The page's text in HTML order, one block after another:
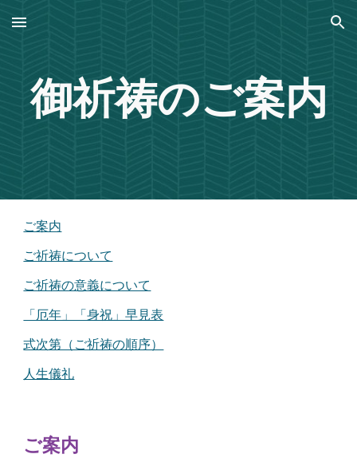
Skip to main content Skip to navigation
御祈祷のご案内
ご案内
ご祈祷について
ご祈祷の意義について
「厄年」「身祝」早見表
式次第（ご祈祷の順序）
人生儀礼
ご案内